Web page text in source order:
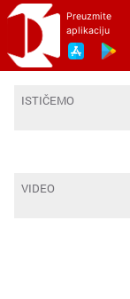
Preuzmite
aplikaciju
ISTIČEMO
VIDEO